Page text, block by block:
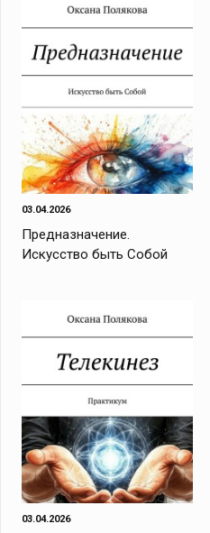
03.04.2026
Предназначение.
Искусство быть Собой
03.04.2026